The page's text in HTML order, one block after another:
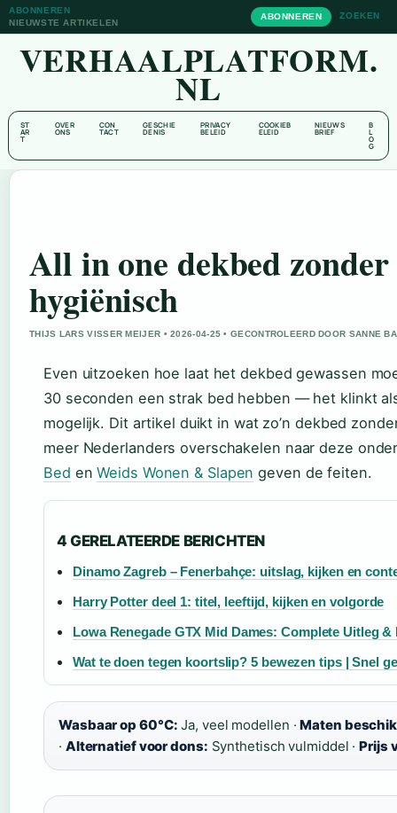
ABONNEREN
NIEUWSTE ARTIKELEN
ABONNEREN ZOEKEN
VERHAALPLATFORM.
NL
ST
AR
T
OVER
ONS
CON
TACT
GESCHIE
DENIS
PRIVACY
BELEID
COOKIEB
ELEID
NIEUWS
BRIEF
B
L
O
G
All in one dekbed
hygiënisch
THIJS LARS VISSER MEIJER • 2026-04-25 • GECONTROLEERD DOOR SANNE
Even uitzoeken hoe laat het dekbed gewassen
30 seconden een strak bed hebben — het klinkt
mogelijk. Dit artikel duikt in wat zo’n dekbed
meer Nederlanders overschakelen naar deze
Bed enWeids Wonen & Slapen geven de feiten.
4 GERELATEERDE BERICHTEN
Dinamo Zagreb – Fenerbahçe: uitslag, kijken en
Harry Potter deel 1: titel, leeftijd, kijken en volgorde
Lowa Renegade GTX Mid Dames: Complete Uitleg &
Wat te doen tegen koortslip? 5 bewezen tips | Snel
Wasbaar op 60°C: Ja, veel modellen ·Maten
· Alternatief voor dons: Synthetisch vulmiddel ·Prijs